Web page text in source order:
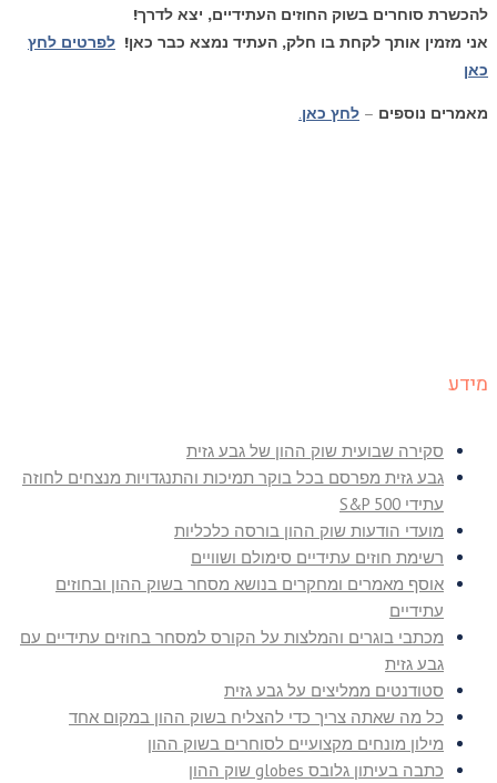
להכשרת סוחרים בשוק החוזים העתידיים, יצא לדרך!
אני מזמין אותך לקחת בו חלק, העתיד נמצא כבר כאן! לפרטים לחץ
כאן
מאמרים נוספים – לחץ כאן.
מידע
סקירה שבועית שוק ההון של גבע גזית
גבע גזית מפרסם בכל בוקר תמיכות והתנגדויות מנצחים לחוזה
עתידי S&P 500
מועדי הודעות שוק ההון בורסה כלכליות
רשימת חוזים עתידיים סימולם ושוויים
אוסף מאמרים ומחקרים בנושא מסחר בשוק ההון ובחוזים
עתידיים
מכתבי בוגרים והמלצות על הקורס למסחר בחוזים עתידיים עם
גבע גזית
סטודנטים ממליצים על גבע גזית
כל מה שאתה צריך כדי להצליח בשוק ההון במקום אחד
מילון מונחים מקצועיים לסוחרים בשוק ההון
כתבה בעיתון גלובס globes שוק ההון